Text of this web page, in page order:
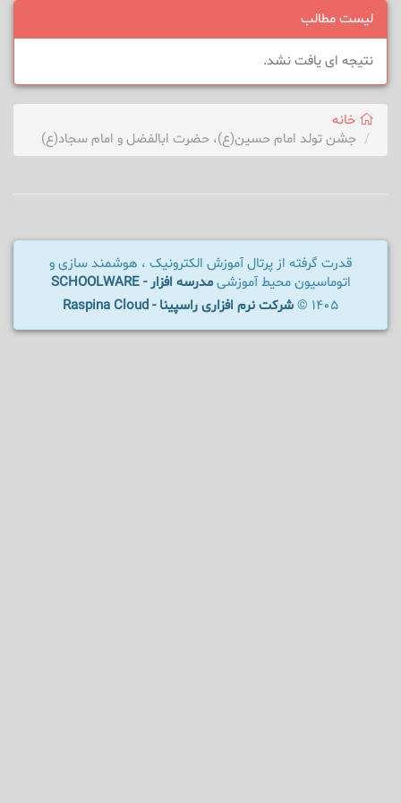
لیست مطالب
نتیجه ای یافت نشد.
خانه
جشن تولد امام حسین(ع)، حضرت ابالفضل و امام سجاد(ع)
قدرت گرفته از پرتال آموزش الکترونیک ، هوشمند سازی و
اتوماسیون محیط آموزشیمدرسه افزار - SCHOOLWARE
1405 ©
شرکت نرم افزاری راسپینا - Raspina Cloud